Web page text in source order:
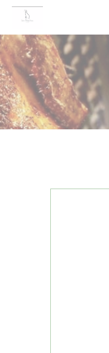
Panel pro správu cookies